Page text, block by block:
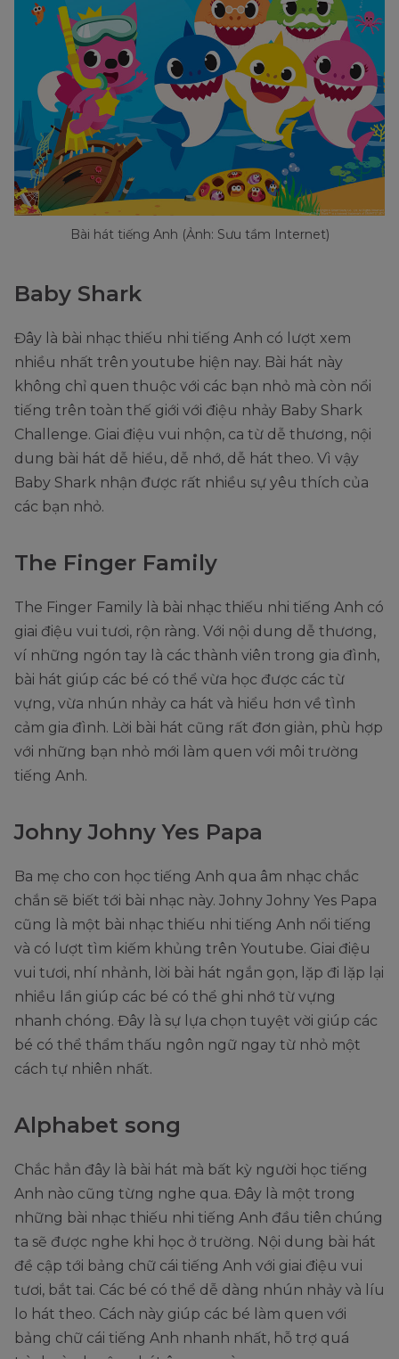
Bài hát tiếng Anh (Ảnh: Sưu tầm Internet)
Baby Shark
Đây là bài nhạc thiếu nhi tiếng Anh có lượt xem
nhiều nhất trên youtube hiện nay. Bài hát này
không chỉ quen thuộc với các bạn nhỏ mà còn nổi
tiếng trên toàn thế giới với điệu nhảy Baby Shark
Challenge. Giai điệu vui nhộn, ca từ dễ thương, nội
dung bài hát dễ hiểu, dễ nhớ, dễ hát theo. Vì vậy
Baby Shark nhận được rất nhiều sự yêu thích của
các bạn nhỏ.
The Finger Family
The Finger Family là bài nhạc thiếu nhi tiếng Anh có
giai điệu vui tươi, rộn ràng. Với nội dung dễ thương,
ví những ngón tay là các thành viên trong gia đình,
bài hát giúp các bé có thể vừa học được các từ
vựng, vừa nhún nhảy ca hát và hiểu hơn về tình
cảm gia đình. Lời bài hát cũng rất đơn giản, phù hợp
với những bạn nhỏ mới làm quen với môi trường
tiếng Anh.
Johny Johny Yes Papa
Ba mẹ cho con học tiếng Anh qua âm nhạc chắc
chắn sẽ biết tới bài nhạc này. Johny Johny Yes Papa
cũng là một bài nhạc thiếu nhi tiếng Anh nổi tiếng
và có lượt tìm kiếm khủng trên Youtube. Giai điệu
vui tươi, nhí nhảnh, lời bài hát ngắn gọn, lặp đi lặp lại
nhiều lần giúp các bé có thể ghi nhớ từ vựng
nhanh chóng. Đây là sự lựa chọn tuyệt vời giúp các
bé có thể thẩm thấu ngôn ngữ ngay từ nhỏ một
cách tự nhiên nhất.
Alphabet song
Chắc hẳn đây là bài hát mà bất kỳ người học tiếng
Anh nào cũng từng nghe qua. Đây là một trong
những bài nhạc thiếu nhi tiếng Anh đầu tiên chúng
ta sẽ được nghe khi học ở trường. Nội dung bài hát
đề cập tới bảng chữ cái tiếng Anh với giai điệu vui
tươi, bắt tai. Các bé có thể dễ dàng nhún nhảy và líu
lo hát theo. Cách này giúp các bé làm quen với
bảng chữ cái tiếng Anh nhanh nhất, hỗ trợ quá